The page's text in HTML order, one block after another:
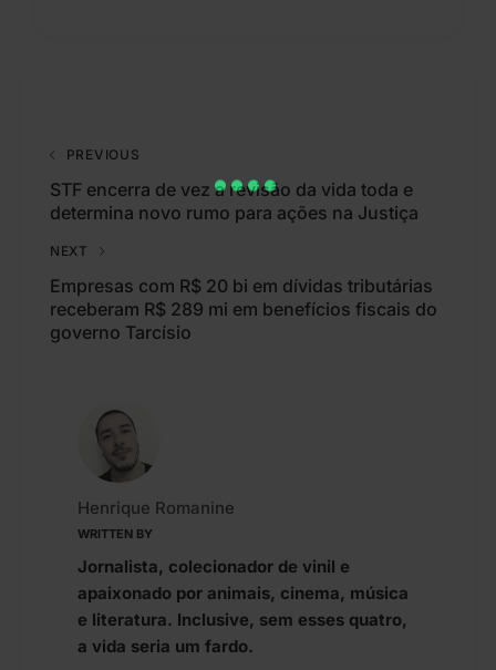
PREVIOUS
STF encerra de vez a revisão da vida toda e
determina novo rumo para ações na Justiça
NEXT
Empresas com R$ 20 bi em dívidas tributárias
receberam R$ 289 mi em benefícios fiscais do
governo Tarcísio
WRITTEN BY
Henrique Romanine
Jornalista, colecionador de vinil e
apaixonado por animais, cinema, música
e literatura. Inclusive, sem esses quatro,
a vida seria um fardo.